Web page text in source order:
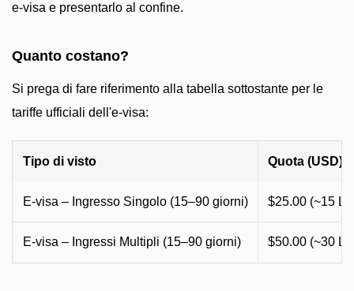
e-visa e presentarlo al confine.
Quanto costano?
Si prega di fare riferimento alla tabella sottostante per le
tariffe ufficiali dell'e-visa:
Tipo di visto Quota (USD)
E-visa – Ingresso Singolo (15–90 giorni) $25.00 (~15
E-visa – Ingressi Multipli (15–90 giorni) $50.00 (~30